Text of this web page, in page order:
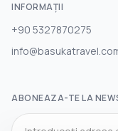
INFORMAȚII
+90 5327870275
ABONEAZA-TE LA